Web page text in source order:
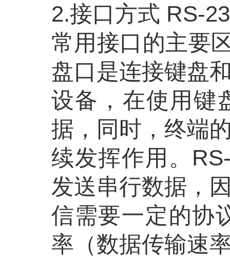
2.接口方式 RS-
常用接口的主要
盘口是连接键盘
设备，在使用键
据，同时，终端
续发挥作用。
发送串行数据，
信需要一定的协
率（数据传输速